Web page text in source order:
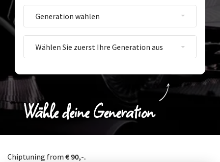
Wähle deine Generation
Chiptuning from€ 90,-.